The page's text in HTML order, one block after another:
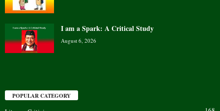
I am a Spark: A Critical Study
August 6, 2026
POPULAR CATEGORY